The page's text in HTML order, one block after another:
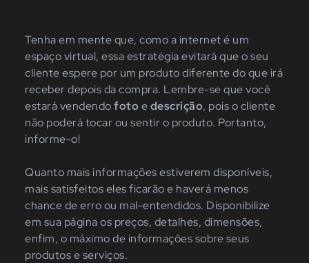
Tenha em mente que, como a internet é um
espaço virtual, essa estratégia evitará que o seu
cliente espere por um produto diferente do que irá
receber depois da compra. Lembre-se que você
estará vendendofoto edescrição, pois o cliente
não poderá tocar ou sentir o produto. Portanto,
informe-o!
Quanto mais informações estiverem disponíveis,
mais satisfeitos eles ficarão e haverá menos
chance de erro ou mal-entendidos. Disponibilize
em sua página os preços, detalhes, dimensões,
enfim, o máximo de informações sobre seus
produtos e serviços.